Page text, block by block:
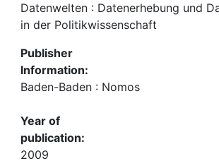
Datenwelten : Datenerhebung und
in der Politikwissenschaft
Publisher
Information:
Baden-Baden : Nomos
Year of
publication:
2009